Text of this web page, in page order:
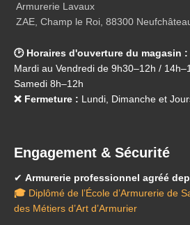
Armurerie Lavaux
ZAE, Champ le Roi, 88300
🕑 Horaires d'ouverture du magasin :
Mardi au Vendredi de 9h30–12h /
Samedi 8h–12h
❌ Fermeture : Lundi, Dimanche et
Engagement & Sécurité
✔ Armurerie professionnel agréé
🎓 Diplômé de l’École d’Armurerie de
des Métiers d’Art d’Armurier